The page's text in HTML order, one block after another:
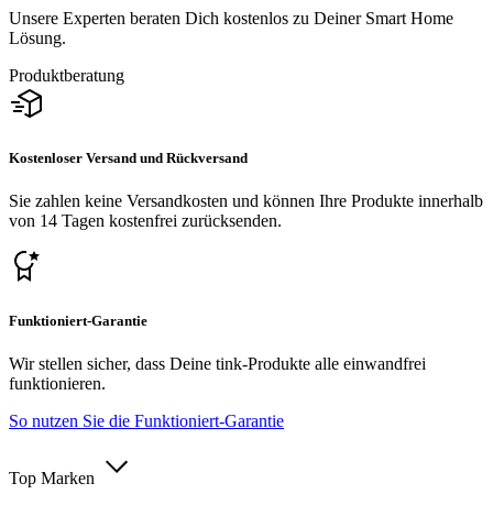
Unsere Experten beraten Dich kostenlos zu Deiner Smart Home
Lösung.
Produktberatung
Kostenloser Versand und Rückversand
Sie zahlen keine Versandkosten und können Ihre Produkte innerhalb
von 14 Tagen kostenfrei zurücksenden.
Funktioniert-Garantie
Wir stellen sicher, dass Deine tink-Produkte alle einwandfrei
funktionieren.
So nutzen Sie die Funktioniert-Garantie
Top Marken